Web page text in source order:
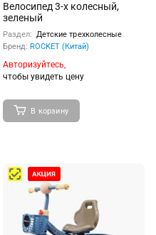
Велосипед 3-х колесный,
зеленый
Раздел: Детские трехколесные
Бренд: ROCKET (Китай)
Авторизуйтесь,
чтобы увидеть цену
В корзину